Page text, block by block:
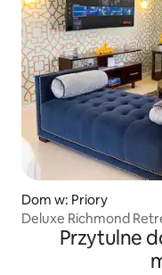
Dom w: Priory
Deluxe Richmond
udogodnieniami
Przytulne